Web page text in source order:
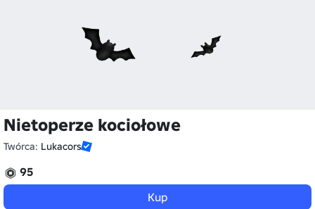
Nietoperze kociołowe
Twórca: Lukacors
95
Kup